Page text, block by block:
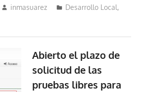
inmasuarez Desarrollo Local,
Abierto el plazo de
solicitud de las
pruebas libres para